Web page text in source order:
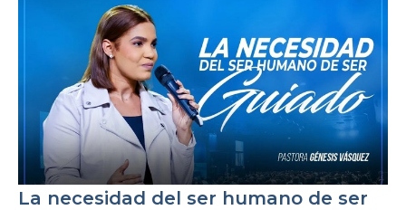
La necesidad del ser humano de ser